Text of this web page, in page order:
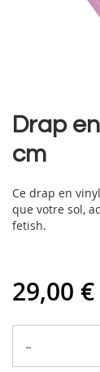
Skip
the
beginning
the
images
gallery
Drap
cm
Ce drap en
que votre sol,
fetish.
29,00 €
-